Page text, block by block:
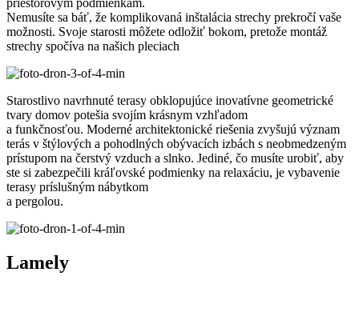
priestorovým podmienkam.
Nemusíte sa báť, že komplikovaná inštalácia strechy prekročí vaše
možnosti. Svoje starosti môžete odložiť bokom, pretože montáž
strechy spočíva na našich pleciach
Starostlivo navrhnuté terasy obklopujúce inovatívne geometrické
tvary domov potešia svojím krásnym vzhľadom
a funkčnosťou. Moderné architektonické riešenia zvyšujú význam
terás v štýlových a pohodlných obývacích izbách s neobmedzeným
prístupom na čerstvý vzduch a slnko. Jediné, čo musíte urobiť, aby
ste si zabezpečili kráľovské podmienky na relaxáciu, je vybavenie
terasy príslušným nábytkom
a pergolou.
Lamely